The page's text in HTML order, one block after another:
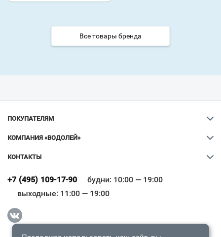
Все товары бренда
ПОКУПАТЕЛЯМ
КОМПАНИЯ «ВОДОЛЕЙ»
КОНТАКТЫ
+7 (495) 109-17-90
будни: 10:00 — 19:00
выходные: 11:00 — 19:00
Всё верно